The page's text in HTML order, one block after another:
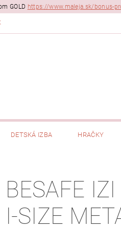
GOLD https://www.maleja.sk/bonus-
DETSKÁ IZBA HRAČKY
BESAFE
I-SIZE